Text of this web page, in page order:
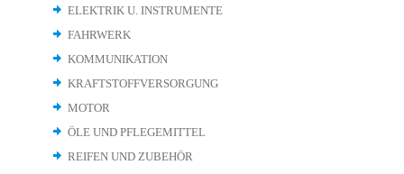
ELEKTRIK U. INSTRUMENTE
FAHRWERK
KOMMUNIKATION
KRAFTSTOFFVERSORGUNG
MOTOR
ÖLE UND PFLEGEMITTEL
REIFEN UND ZUBEHÖR